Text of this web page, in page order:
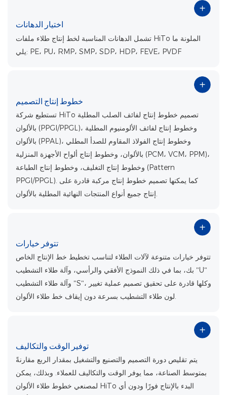
اختيار الدهانات
تشمل الدهانات المناسبة لخط إنتاج طلاء ملفات HiTo الملونة ما
يلي: PE، PU، RMP، SMP، SDP، HDP، FEVE، PVDF
خطوط إنتاج التصميم
تستطيع شركة HiTo تصميم خطوط إنتاج لفائف الصلب المطلية
بالألوان (PPGI/PPGL)، وخطوط إنتاج لفائف الألومنيوم المطلية
بالألوان (PPAL)، وخطوط إنتاج الفولاذ المقاوم للصدأ المطلي
بالألوان، وخطوط إنتاج ألواح الأجهزة المنزلية (PCM، VCM، PPM)،
وخطوط إنتاج التغليف، وخطوط إنتاج الطباعة (Pattern
PPGI/PPGL). كما يمكنها تصميم خطوط إنتاج مركبة قادرة على
إنتاج جميع أنواع المنتجات النهائية المطلية بالألوان.
تتوفر خيارات
تتوفر خيارات متنوعة لآلات الطلاء لتناسب تخطيط خط الإنتاج الخاص
بك، بما في ذلك النموذج الأفقي والرأسي، وآلة طلاء التشطيب "U"
وآلة طلاء التشطيب "S"، وكلها قادرة على تحقيق تصميم عملية تغيير
لون طلاء التشطيب بسرعة دون إيقاف خط طلاء الألوان.
توفير الوقت والتكاليف
يتم تقليص دورة التصميم والتصنيع والتشغيل بمقدار الربع مقارنةً
بمتوسط ​​الصناعة، مما يوفر الوقت والتكاليف للعملاء. وبذلك، يمكن
لمصنعي خطوط طلاء الألوان HiTo البدء بالإنتاج فورًا ودون أي